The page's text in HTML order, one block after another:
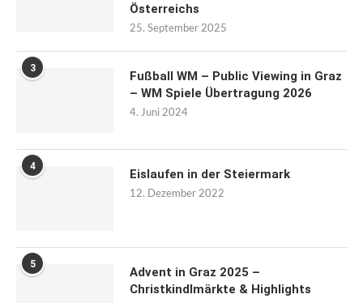
Österreichs
25. September 2025
3
Fußball WM – Public Viewing in Graz
– WM Spiele Übertragung 2026
4. Juni 2024
4
Eislaufen in der Steiermark
12. Dezember 2022
5
Advent in Graz 2025 –
Christkindlmärkte & Highlights